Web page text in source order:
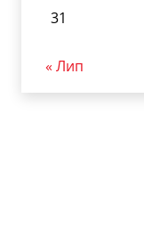
31
« Лип